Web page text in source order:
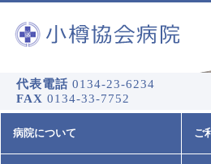
代表電話 0134-23-6234
FAX 0134-33-7752
病院について ご